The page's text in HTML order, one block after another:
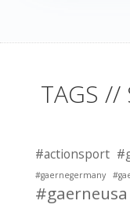
TAGS //
#actionsport
#gaernegermany
#gaerneusa